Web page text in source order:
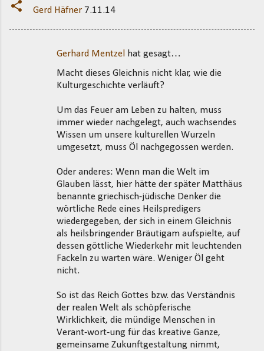
Gerd Häfner 7.11.14
Gerhard Mentzel
hat gesagt…
Macht dieses Gleichnis nicht klar, wie die
Kulturgeschichte verläuft?
Um das Feuer am Leben zu halten, muss
immer wieder nachgelegt, auch wachsendes
Wissen um unsere kulturellen Wurzeln
umgesetzt, muss Öl nachgegossen werden.
Oder anderes: Wenn man die Welt im
Glauben lässt, hier hätte der später Matthäus
benannte griechisch-jüdische Denker die
wörtliche Rede eines Heilspredigers
wiedergegeben, der sich in einem Gleichnis
als heilsbringender Bräutigam aufspielte, auf
dessen göttliche Wiederkehr mit leuchtenden
Fackeln zu warten wäre. Weniger Öl geht
nicht.
So ist das Reich Gottes bzw. das Verständnis
der realen Welt als schöpferische
Wirklichkeit, die mündige Menschen in
Verant-wort-ung für das kreative Ganze,
gemeinsame Zukunftgestaltung nimmt,